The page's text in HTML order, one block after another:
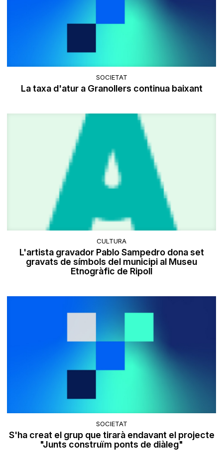
SOCIETAT
La taxa d'atur a Granollers continua baixant
CULTURA
L'artista gravador Pablo Sampedro dona set
gravats de símbols del municipi al Museu
Etnogràfic de Ripoll
SOCIETAT
S'ha creat el grup que tirarà endavant el projecte
"Junts construïm ponts de diàleg"